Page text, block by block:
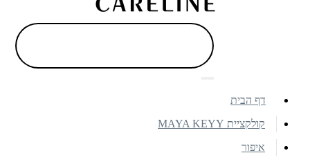
דף הבית
קולקציית MAYA KEYY
איפור